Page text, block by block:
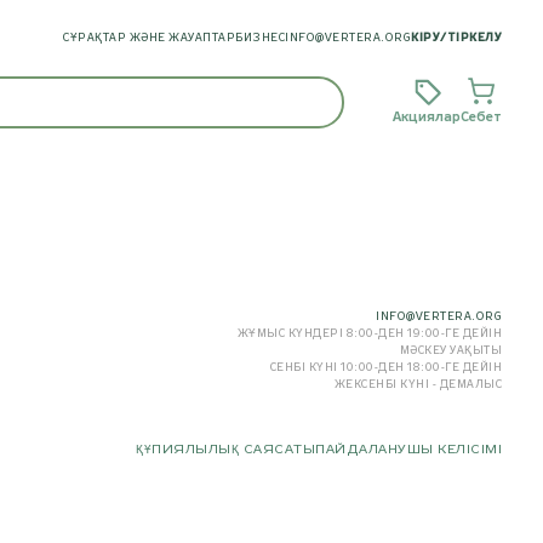
СҰРАҚТАР ЖӘНЕ ЖАУАПТАР БИЗНЕС INFO@VERTERA.ORG КІРУ/ ТІРКЕЛУ
АкцияларСебет
INFO@VERTERA.ORG
ЖҰМЫС КҮНДЕРІ 8:00-ДЕН 19:00-ГЕ ДЕЙІН
МӘСКЕУ УАҚЫТЫ
СЕНБІ КҮНІ 10:00-ДЕН 18:00-ГЕ ДЕЙІН
ЖЕКСЕНБІ КҮНІ - ДЕМАЛЫС
ҚҰПИЯЛЫЛЫҚ САЯСАТЫ ПАЙДАЛАНУШЫ КЕЛІСІМІ